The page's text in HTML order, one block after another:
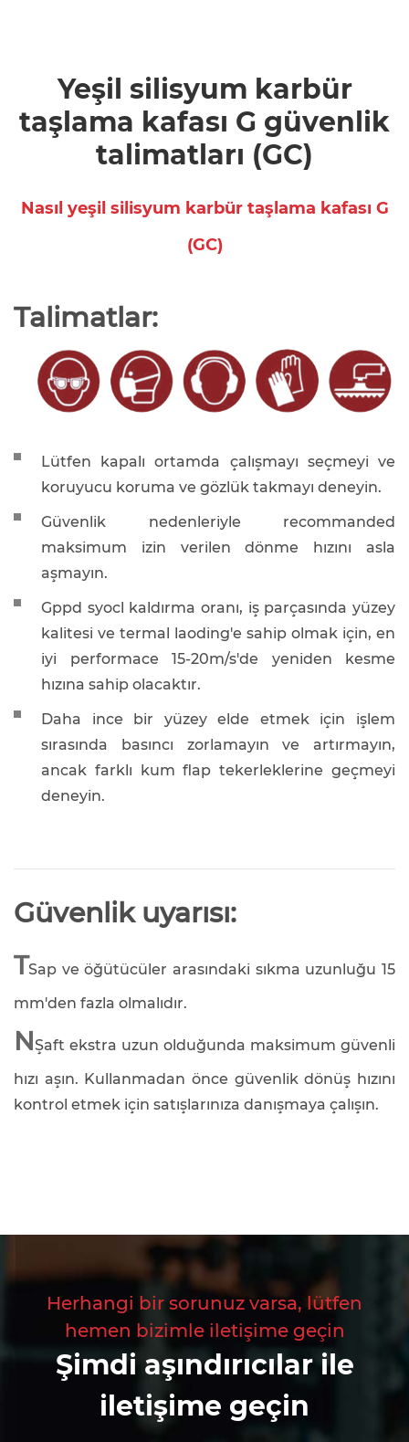
Yeşil silisyum karbür
taşlama kafası G güvenlik
talimatları (GC)
Nasıl yeşil silisyum karbür taşlama kafası G
(GC)
Talimatlar:
Lütfen kapalı ortamda çalışmayı seçmeyi ve
koruyucu koruma ve gözlük takmayı deneyin.
Güvenlik nedenleriyle recommanded
maksimum izin verilen dönme hızını asla
aşmayın.
Gppd syocl kaldırma oranı, iş parçasında yüzey
kalitesi ve termal laoding'e sahip olmak için, en
iyi performace 15-20m/s'de yeniden kesme
hızına sahip olacaktır.
Daha ince bir yüzey elde etmek için işlem
sırasında basıncı zorlamayın ve artırmayın,
ancak farklı kum flap tekerleklerine geçmeyi
deneyin.
Güvenlik uyarısı:
TSap ve öğütücüler arasındaki sıkma uzunluğu 15
mm'den fazla olmalıdır.
NŞaft ekstra uzun olduğunda maksimum güvenli
hızı aşın. Kullanmadan önce güvenlik dönüş hızını
kontrol etmek için satışlarınıza danışmaya çalışın.
Herhangi bir sorunuz varsa, lütfen
hemen bizimle iletişime geçin
Şimdi aşındırıcılar ile
iletişime geçin